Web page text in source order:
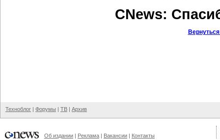
CNews:
Техноблог | Форумы | ТВ | Архив
Об издании | Реклама | Вакансии | Контакты